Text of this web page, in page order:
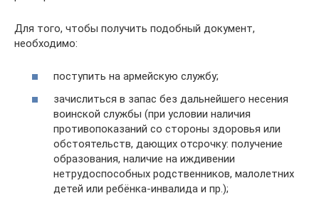
Для того, чтобы получить подобный документ,
необходимо:
поступить на армейскую службу;
зачислиться в запас без дальнейшего несения
воинской службы (при условии наличия
противопоказаний со стороны здоровья или
обстоятельств, дающих отсрочку: получение
образования, наличие на иждивении
нетрудоспособных родственников, малолетних
детей или ребёнка-инвалида и пр.);